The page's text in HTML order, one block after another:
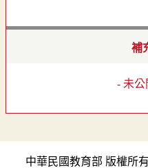
補
- 未公
中華民國教育部 版權所